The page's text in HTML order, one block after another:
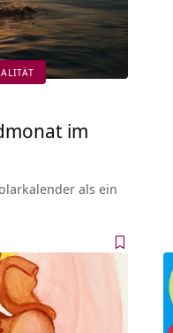
im
als ein